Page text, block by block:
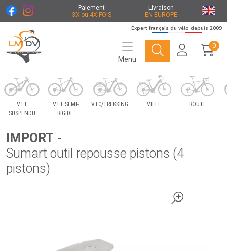
Paiement
3X ou 4X FOIS
Livraison
EN EUROPE
Le Marché du Vélo Votre distributeurs de vélo
Expert français du vélo depuis 2009
Menu
0
VTT
SUSPENDU
VTT SEMI-
RIGIDE
VTC/TREKKING VILLE ROUTE
IMPORT -
Sumart outil repousse pistons (4
pistons)